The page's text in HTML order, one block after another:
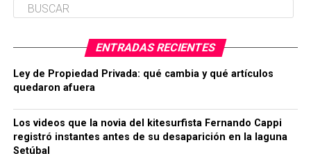
ENTRADAS RECIENTES
Ley de Propiedad Privada: qué cambia y qué artículos
quedaron afuera
Los videos que la novia del kitesurfista Fernando Cappi
registró instantes antes de su desaparición en la laguna
Setúbal